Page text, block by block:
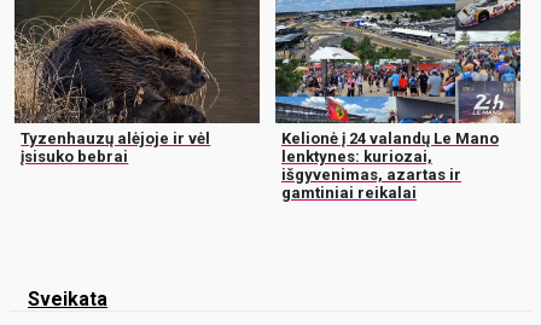
Tyzenhauzų alėjoje ir vėl
įsisuko bebrai
Kelionė į 24 valandų Le Mano
lenktynes: kuriozai,
išgyvenimas, azartas ir
gamtiniai reikalai
Sveikata